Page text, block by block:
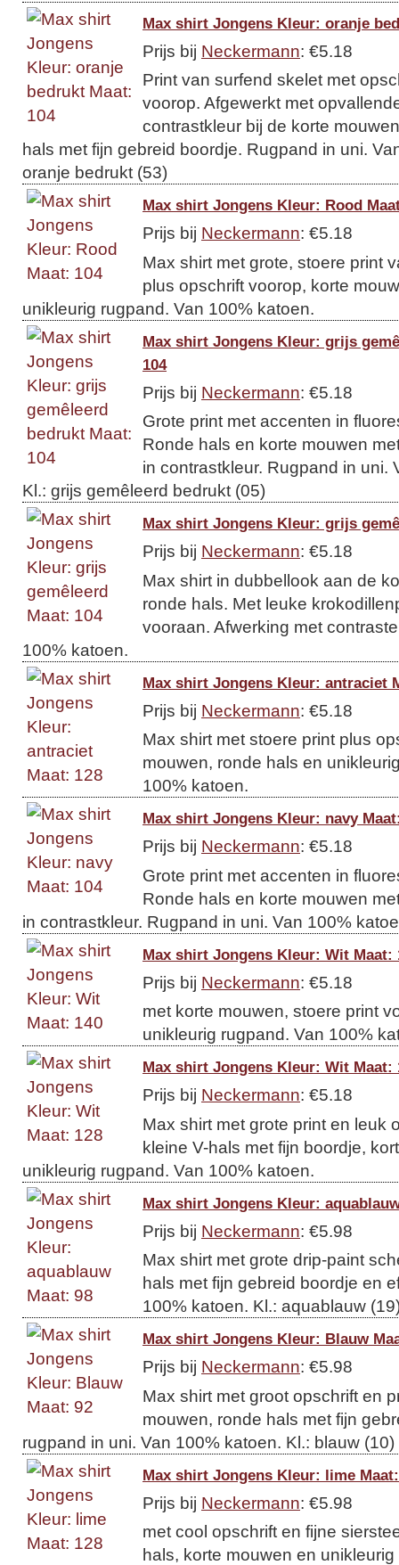
Max shirt Jongens Kleur: oranje
Prijs bij Neckermann: €5.18
Print van surfend skelet met
voorop. Afgewerkt met
contrastkleur bij de korte
hals met fijn gebreid boordje. Rugpand in uni.
oranje bedrukt (53)
Max shirt Jongens Kleur: Rood
Prijs bij Neckermann: €5.18
Max shirt met grote, stoere print
plus opschrift voorop, korte
unikleurig rugpand. Van 100% katoen.
Max shirt Jongens Kleur: grijs
104
Prijs bij Neckermann: €5.18
Grote print met accenten in
Ronde hals en korte mouwen
in contrastkleur. Rugpand in uni.
Kl.: grijs gemêleerd bedrukt (05)
Max shirt Jongens Kleur: grijs
Prijs bij Neckermann: €5.18
Max shirt in dubbellook aan de
ronde hals. Met leuke
vooraan. Afwerking met
100% katoen.
Max shirt Jongens Kleur: antraciet
Prijs bij Neckermann: €5.18
Max shirt met stoere print plus
mouwen, ronde hals en
100% katoen.
Max shirt Jongens Kleur: navy
Prijs bij Neckermann: €5.18
Grote print met accenten in
Ronde hals en korte mouwen
in contrastkleur. Rugpand in uni. Van 100%
Max shirt Jongens Kleur: Wit Maat:
Prijs bij Neckermann: €5.18
met korte mouwen, stoere print
unikleurig rugpand. Van 100%
Max shirt Jongens Kleur: Wit Maat:
Prijs bij Neckermann: €5.18
Max shirt met grote print en leuk
kleine V-hals met fijn boordje,
unikleurig rugpand. Van 100% katoen.
Max shirt Jongens Kleur:
Prijs bij Neckermann: €5.98
Max shirt met grote drip-paint
hals met fijn gebreid boordje en
100% katoen. Kl.: aquablauw
Max shirt Jongens Kleur: Blauw
Prijs bij Neckermann: €5.98
Max shirt met groot opschrift en
mouwen, ronde hals met fijn
rugpand in uni. Van 100% katoen. Kl.: blauw (10)
Max shirt Jongens Kleur: lime
Prijs bij Neckermann: €5.98
met cool opschrift en fijne
hals, korte mouwen en